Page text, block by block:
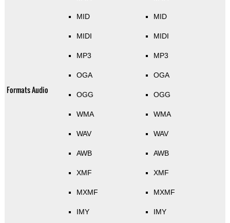
Formats Audio
MID
MIDI
MP3
OGA
OGG
WMA
WAV
AWB
XMF
MXMF
IMY
MID
MIDI
MP3
OGA
OGG
WMA
WAV
AWB
XMF
MXMF
IMY